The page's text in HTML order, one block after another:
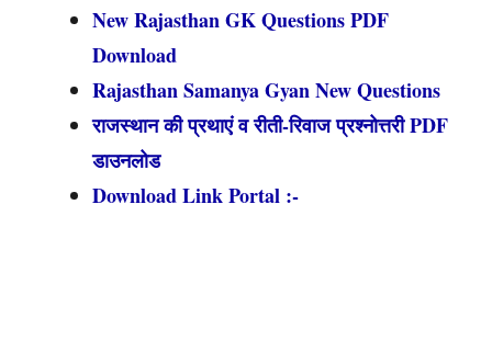
New Rajasthan GK Questions PDF
Download
Rajasthan Samanya Gyan New Questions
राजस्थान की प्रथाएं व रीती-रिवाज प्रश्नोत्तरी PDF
डाउनलोड
Download Link Portal :-